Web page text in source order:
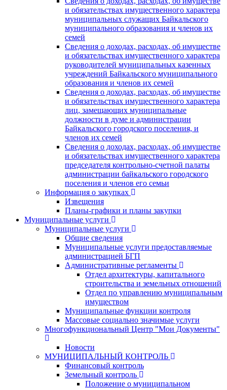
и обязательствах имущественного характера
муниципальных служащих Байкальского
муниципального образования и членов их
семей
Сведения о доходах, расходах, об имуществе
и обязательствах имущественного характера
руководителей муниципальных казенных
учреждений Байкальского муниципального
образования и членов их семей
Сведения о доходах, расходах, об имуществе
и обязательствах имущественного характера
лиц, замещающих муниципальные
должности в думе и администрации
Байкальского городского поселения, и
членов их семей
Сведения о доходах, расходах, об имуществе
и обязательствах имущественного характера
председателя контрольно-счетной палаты
администрации байкальского городского
поселения и членов его семьи
Информация о закупках
Извещения
Планы-графики и планы закупки
Муниципальные услуги
Муниципальные услуги
Общие сведения
Муниципальные услуги предоставляемые
администрацией БГП
Административные регламенты
Отдел архитектуры, капитального
строительства и земельных отношений
Отдел по управлению муниципальным
имуществом
Муниципальные функции контроля
Массовые социально значимые услуги
Многофункциональный Центр "Мои Документы"
Новости
МУНИЦИПАЛЬНЫЙ КОНТРОЛЬ
Финансовый контроль
Земельный контроль
Положение о муниципальном